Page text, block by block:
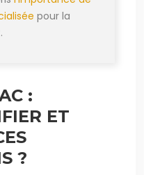
pour la
:
ET
?